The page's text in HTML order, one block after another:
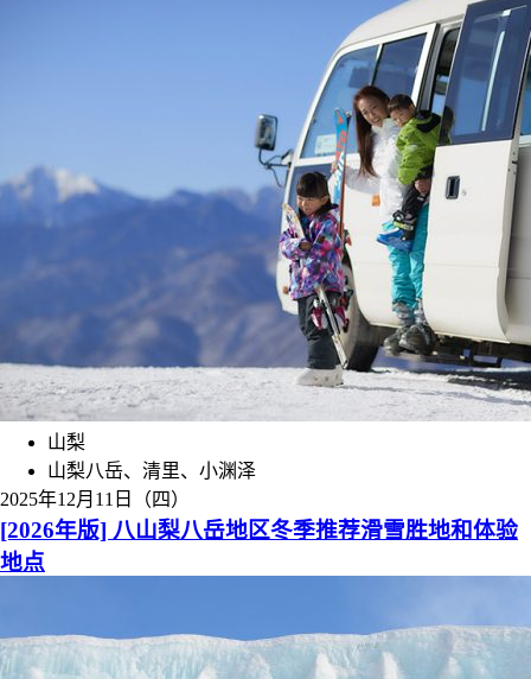
山梨
山梨八岳、清里、小渊泽
2025年12月11日（四）
[2026年版] 八山梨八岳地区冬季推荐滑雪胜地和体验
地点